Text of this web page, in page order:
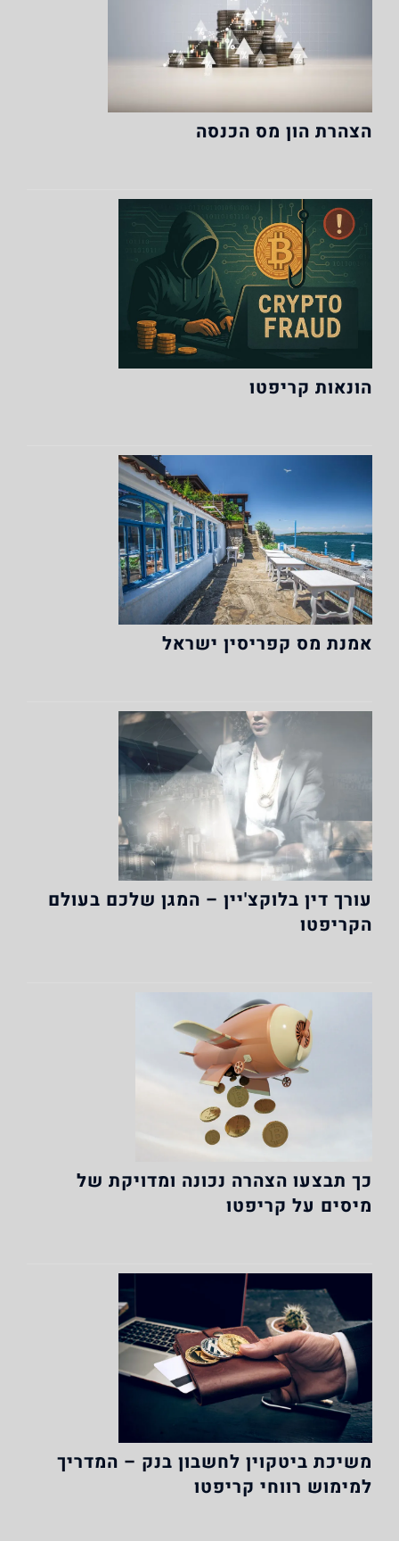
הצהרת הון מס הכנסה
הונאות קריפטו
אמנת מס קפריסין ישראל
עורך דין בלוקצ'יין – המגן שלכם בעולם
הקריפטו
כך תבצעו הצהרה נכונה ומדויקת של
מיסים על קריפטו
משיכת ביטקוין לחשבון בנק – המדריך
למימוש רווחי קריפטו